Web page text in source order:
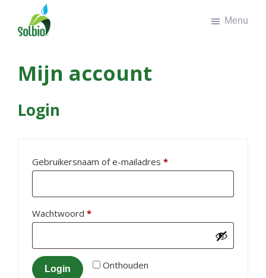
inhoud
Solbio
green
Menu
Mijn account
Login
Gebruikersnaam of e-mailadres *Vereist
Wachtwoord *Vereist
Onthouden
Login